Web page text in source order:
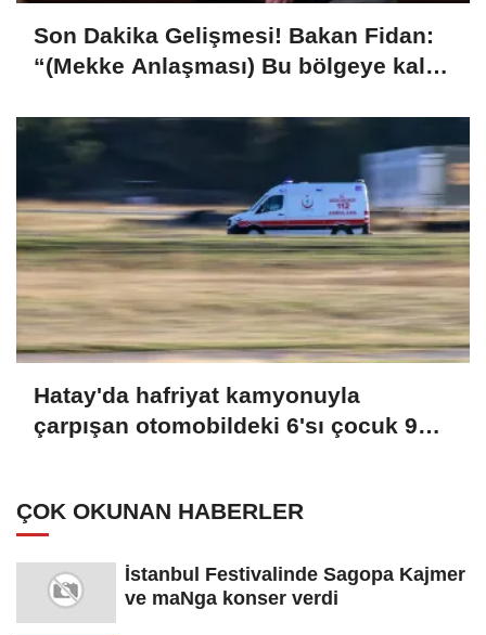
Son Dakika Gelişmesi! Bakan Fidan:
“(Mekke Anlaşması) Bu bölgeye kalıcı
bölge, son yüz yıldır Osmanlının
çekilmesinden beri istikrarsızlıkla
anılan bir bölge”
Hatay'da hafriyat kamyonuyla
çarpışan otomobildeki 6'sı çocuk 9
ÇOK OKUNAN HABERLER
İstanbul Festivalinde Sagopa Kajmer
ve maNga konser verdi